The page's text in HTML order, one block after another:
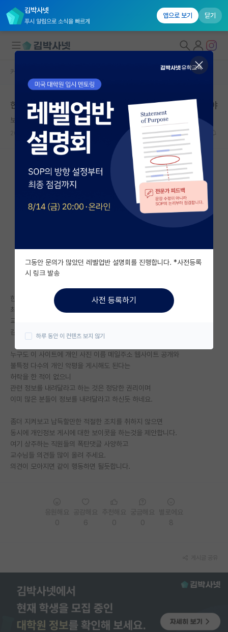
김박사넷
푸시 알림으로 소식을 빠르게
앱으로 보기 닫기
대학원생 모집
국내대학원 정보
연구실&오픈랩
커뮤니티
커뮤니티 홈
전체글보기
베스트 게시판
자유 게시판(아무개랩)
미국 유학 게시판
미국 대학원 합격 후기 게시판
대학원생 모집 게시판
연구실(PI) 홍보 게시판
석박사 채용 정보 게시판
임용 정보 게시판
취업 게시판
임용 후기 게시판
PI 전용 게시판
학술 정보 게시판
홍보 게시판
커리어
커뮤니티 홈
한줄평 조치가 없다면 교수들 개인정보 게시를 보이콧해야
보이콧*
2018.12.09
20 4215
한줄평 전체공개에 대한 꾸준한 문제제기에 대해
최소한의 조치(로그인후 열람)도 하지 않으며
교수들 개인 명예를 고의로 훼손중인
김박사넷에 대하여 교수들의 단체 보이콧을 요청해 봅니다
누구도 이 사이트에 개인 사진 이름 메일주소 웹사이트 공개와
불특정 다수의 개인 악평을 게시해도 된다는
허락을 한 적이 없으니
관련 정보를 내려달라고 하는 것은 정당한 권리이며
이미 많은 분들이 정보를 내려달라고 하신듯 하네요.
좀더 지켜보고 납득할만한 적절한 조치를 취하지 않으면
동시에 개인정보 게시에 대한 보이콧을 하는것을 제안합니다.
여기 상주하는 직원들의 폭탄댓글 사양하고
교수님들 의견들 많이 올려 주세요.
의견이 모아지면 같이 행동하면 될듯합니다.
그동안 문의가 많았던 레벨업반 설명회를 진행합니다. *사전등록
시 링크 발송
사전 등록하기
하루 동안 이 컨텐츠 보지 않기